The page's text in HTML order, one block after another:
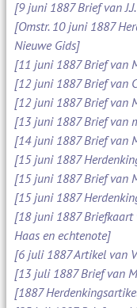
[9 juni 1887 Brief van
[Omstr. 10 juni 1887
Nieuwe Gids]
[11 juni 1887 Brief van
[12 juni 1887 Brief van
[12 juni 1887 Brief van
[13 juni 1887 Brief van
[14 juni 1887 Brief van
[15 juni 1887
[15 juni 1887 Brief van
[15 juni 1887
[18 juni 1887 Briefkaart
Haas en echtenote]
[6 juli 1887 Artikel van
[13 juli 1887 Brief van
[1887